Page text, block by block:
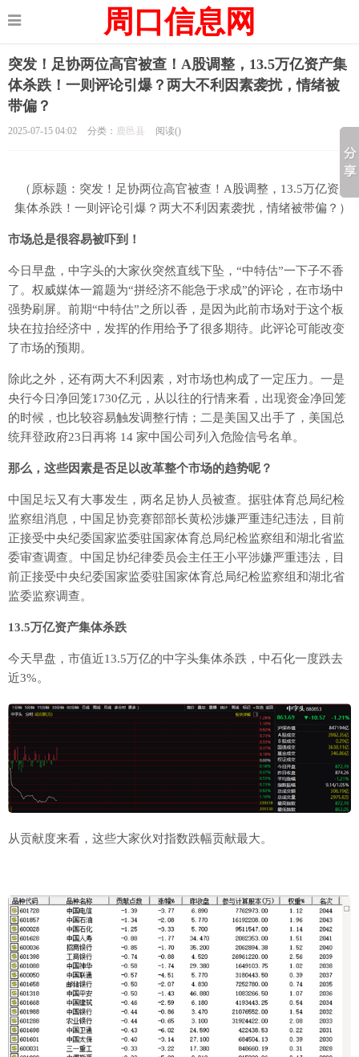
周口信息网
突发！足协两位高官被查！A股调整，13.5万亿资产集
体杀跌！一则评论引爆？两大不利因素袭扰，情绪被
带偏？
2025-07-15 04:02 分类： 鹿邑县 阅读()
（原标题：突发！足协两位高官被查！A股调整，13.5万亿资产
集体杀跌！一则评论引爆？两大不利因素袭扰，情绪被带偏？）
市场总是很容易被吓到！
今日早盘，中字头的大家伙突然直线下坠，“中特估”一下子不香
了。权威媒体一篇题为“拼经济不能急于求成”的评论，在市场中
强势刷屏。前期“中特估”之所以香，是因为此前市场对于这个板
块在拉抬经济中，发挥的作用给予了很多期待。此评论可能改变
了市场的预期。
除此之外，还有两大不利因素，对市场也构成了一定压力。一是
央行今日净回笼1730亿元，从以往的行情来看，出现资金净回笼
的时候，也比较容易触发调整行情；二是美国又出手了，美国总
统拜登政府23日再将 14 家中国公司列入危险信号名单。
那么，这些因素是否足以改革整个市场的趋势呢？
中国足坛又有大事发生，两名足协人员被查。据驻体育总局纪检
监察组消息，中国足协竞赛部部长黄松涉嫌严重违纪违法，目前
正接受中央纪委国家监委驻国家体育总局纪检监察组和湖北省监
委审查调查。中国足协纪律委员会主任王小平涉嫌严重违法，目
前正接受中央纪委国家监委驻国家体育总局纪检监察组和湖北省
监委监察调查。
13.5万亿资产集体杀跌
今天早盘，市值近13.5万亿的中字头集体杀跌，中石化一度跌去
近3%。
从贡献度来看，这些大家伙对指数跌幅贡献最大。